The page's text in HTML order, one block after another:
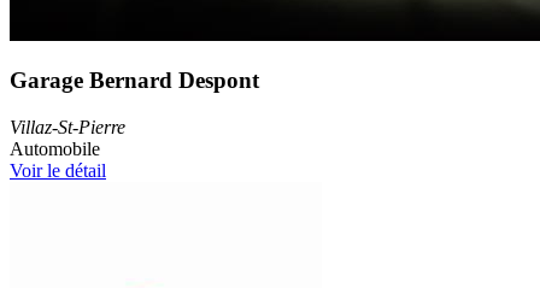
Garage Bernard Despont
Villaz-St-Pierre
Automobile
Voir le détail